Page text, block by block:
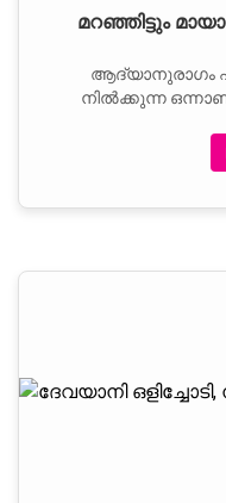
മറഞ്ഞിട്ടും
ആദ്യാനുരാഗം
നില്‍ക്കുന്ന